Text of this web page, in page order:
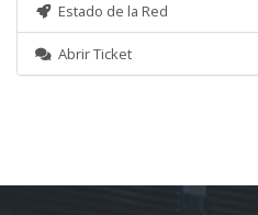
Estado de la Red
Abrir Ticket